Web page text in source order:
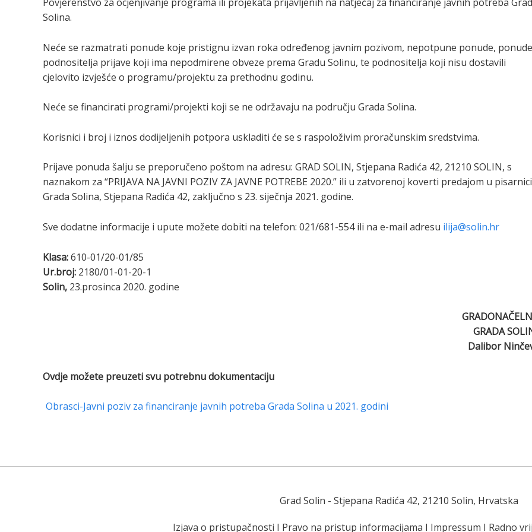
Solina.
Neće se razmatrati ponude koje pristignu izvan roka određenog javnim pozivom, nepotpune ponude, ponude
podnositelja prijave koji ima nepodmirene obveze prema Gradu Solinu, te podnositelja koji nisu dostavili
cjelovito izvješće o programu/projektu za prethodnu godinu.
Neće se financirati programi/projekti koji se ne održavaju na području Grada Solina.
Korisnici i broj i iznos dodijeljenih potpora uskladiti će se s raspoloživim proračunskim sredstvima.
Prijave ponuda šalju se preporučeno poštom na adresu: GRAD SOLIN, Stjepana Radića 42, 21210 SOLIN, s
naznakom za “PRIJAVA NA JAVNI POZIV ZA JAVNE POTREBE 2020.” ili u zatvorenoj koverti predajom u pisarnici
Grada Solina, Stjepana Radića 42, zaključno s 23. siječnja 2021. godine.
Sve dodatne informacije i upute možete dobiti na telefon: 021/681-554 ili na e-mail adresu ilija@solin.hr
Klasa:610-01/20-01/85
Ur.broj: 2180/01-01-20-1
Solin, 23.prosinca 2020. godine
GRADA
Dalibor
Ovdje možete preuzeti svu potrebnu dokumentaciju
Obrasci-Javni poziv za financiranje javnih potreba Grada Solina u 2021. godini
Grad Solin - Stjepana Radića 42, 21210 Solin, Hrvatska
Izjava o pristupačnosti I Pravo na pristup informacijama I Impressum I Radno